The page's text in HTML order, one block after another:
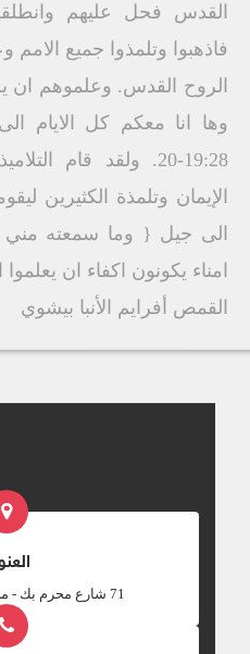
القدس فحل عليهم
فاذهبوا وتلمذوا جميع
الروح القدس. وعلموهم ان
وها انا معكم كل الايام
19:28-20. ولقد قام
الإيمان وتلمذة الكثيرين
الى جيل { وما سمعته مني
امناء يكونون اكفاء ان يعلموا
القمص أفرايم الأنبا بيشوي
‎71 شارع محرم بك - محرم بك. الاسكندريه